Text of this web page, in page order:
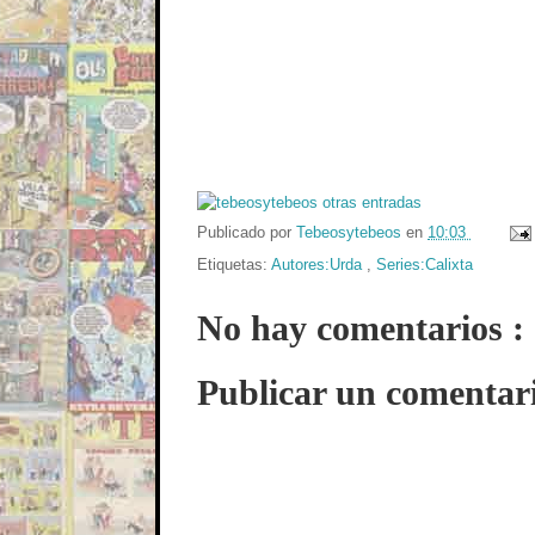
Publicado por Tebeosytebeos en 10:03
Etiquetas: Autores:Urda , Series:Calixta
No hay comentarios :
Publicar un